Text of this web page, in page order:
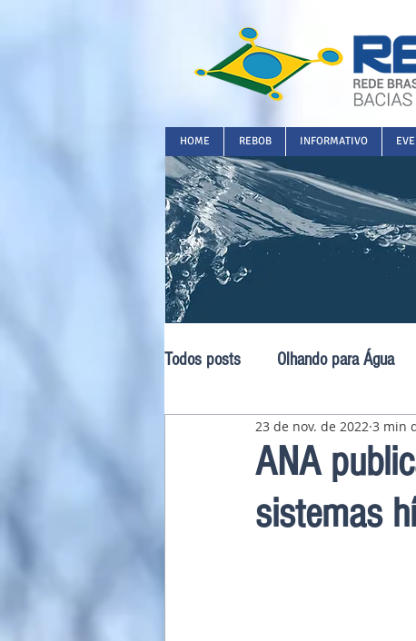
HOME REBOB INFORMATIVO
Todos posts Olhando para Água
Pavilhão Latino-Americano
ANA
sistemas
23 de nov. de 2022 3 min